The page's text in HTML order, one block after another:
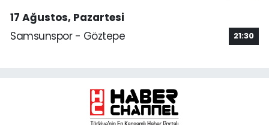
17 Ağustos, Pazartesi
Samsunspor - Göztepe
21:30